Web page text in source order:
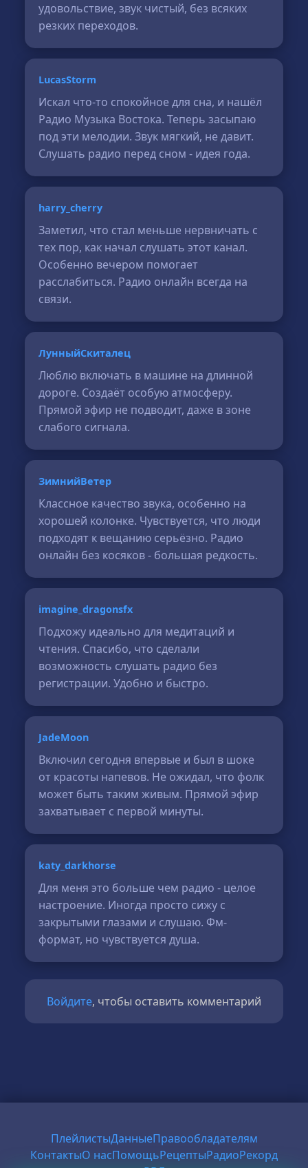
удовольствие, звук чистый, без всяких
резких переходов.
LucasStorm
Искал что-то спокойное для сна, и нашёл
Радио Музыка Востока. Теперь засыпаю
под эти мелодии. Звук мягкий, не давит.
Слушать радио перед сном - идея года.
harry_cherry
Заметил, что стал меньше нервничать с
тех пор, как начал слушать этот канал.
Особенно вечером помогает
расслабиться. Радио онлайн всегда на
связи.
ЛунныйСкиталец
Люблю включать в машине на длинной
дороге. Создаёт особую атмосферу.
Прямой эфир не подводит, даже в зоне
слабого сигнала.
ЗимнийВетер
Классное качество звука, особенно на
хорошей колонке. Чувствуется, что люди
подходят к вещанию серьёзно. Радио
онлайн без косяков - большая редкость.
imagine_dragonsfx
Подхожу идеально для медитаций и
чтения. Спасибо, что сделали
возможность слушать радио без
регистрации. Удобно и быстро.
JadeMoon
Включил сегодня впервые и был в шоке
от красоты напевов. Не ожидал, что фолк
может быть таким живым. Прямой эфир
захватывает с первой минуты.
katy_darkhorse
Для меня это больше чем радио - целое
настроение. Иногда просто сижу с
закрытыми глазами и слушаю. Фм-
формат, но чувствуется душа.
Войдите, чтобы оставить комментарий
ПлейлистыДанныеПравообладателям
КонтактыО насПомощьРецептыРадиоРекорд